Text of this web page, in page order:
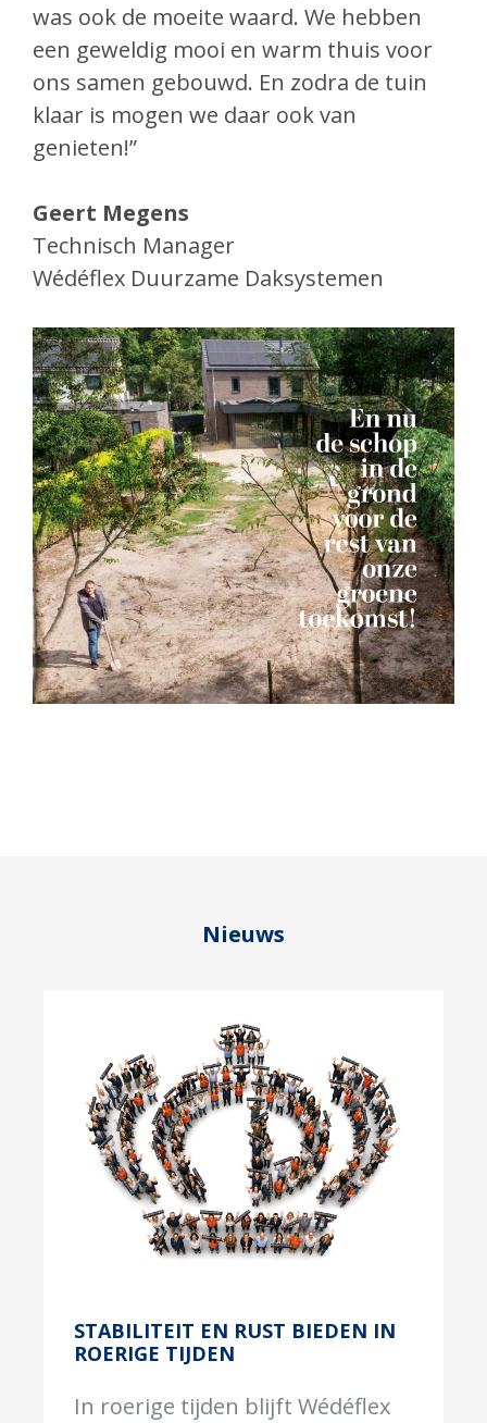
was ook de moeite waard. We hebben
een geweldig mooi en warm thuis voor
ons samen gebouwd. En zodra de tuin
klaar is mogen we daar ook van
genieten!”
Geert Megens
Technisch Manager
Wédéflex Duurzame Daksystemen
Nieuws
STABILITEIT EN RUST BIEDEN IN
ROERIGE TIJDEN
In roerige tijden blijft Wédéflex